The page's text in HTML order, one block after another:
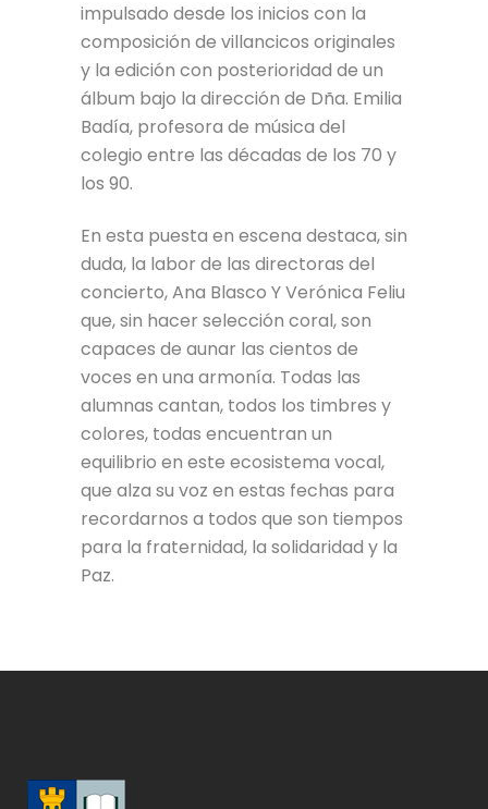
impulsado desde los inicios con la
composición de villancicos originales
y la edición con posterioridad de un
álbum bajo la dirección de Dña. Emilia
Badía, profesora de música del
colegio entre las décadas de los 70 y
los 90.
En esta puesta en escena destaca, sin
duda, la labor de las directoras del
concierto, Ana Blasco Y Verónica Feliu
que, sin hacer selección coral, son
capaces de aunar las cientos de
voces en una armonía. Todas las
alumnas cantan, todos los timbres y
colores, todas encuentran un
equilibrio en este ecosistema vocal,
que alza su voz en estas fechas para
recordarnos a todos que son tiempos
para la fraternidad, la solidaridad y la
Paz.